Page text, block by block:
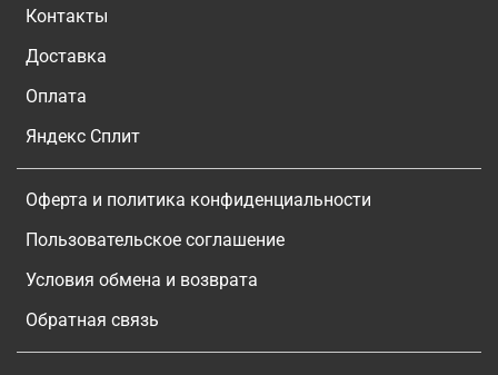
Контакты
Доставка
Оплата
Яндекс Сплит
Оферта и политика конфиденциальности
Пользовательское соглашение
Условия обмена и возврата
Обратная связь